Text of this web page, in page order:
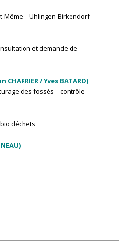
Même – Uhlingen-Birkendorf
et demande de
CHARRIER / Yves BATARD)
des fossés – contrôle
déchets